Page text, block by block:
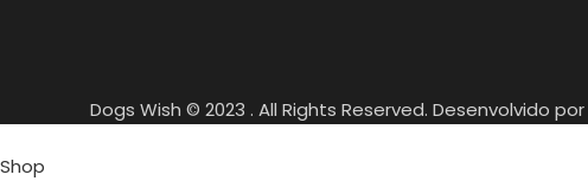
Dogs Wish © 2023 . All Rights Reserved. Desenvolvido por
Shop